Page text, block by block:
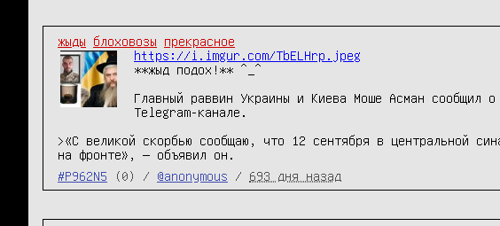
жыды блоховозы
прекрасное
https://i.imgur.com/TbELHrp.jpeg
**жыд подох!** ^_^
Главный раввин Украины и Киева Моше Асман
Telegram-канале.
>«С великой скорбью сообщаю, что 12 сентября в центральной
#P962N5
(0) / @anonymous / 693 дня назад